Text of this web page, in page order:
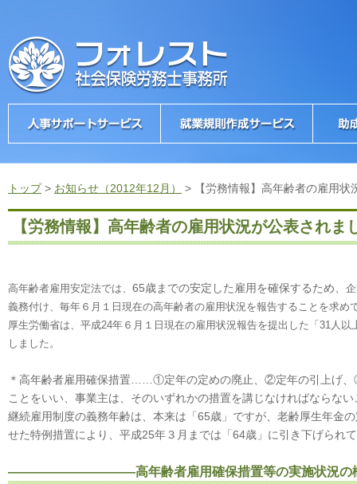
トップ> お知らせ（2012年12月） > 【労務情報】高年齢者の雇用
【労務情報】高年齢者の雇用状況が公表されま
高年齢者雇用安定法では、 65歳までの安定した雇用を確保するため、
義務付け、毎年６月１日現在の高年齢者の雇用状況を報告することを求め
厚生労働省は、平成24年６月１日現在の雇用状況報告を提出した「31人
しました。
＊高年齢者雇用確保措置……①定年の定めの廃止、②定年の引上げ
ことをいい、事業主は、そのいずれかの措置を講じなければならな
継続雇用制度の義務年齢は、本来は「65歳」ですが、老齢厚生年金
せた特例措置により、平成25年３月までは「64歳」に引き下げられ
――――――――――高年齢者雇用確保措置等の実施状況の